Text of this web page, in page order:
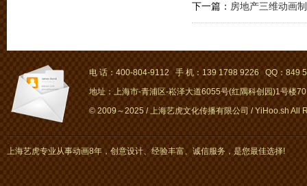
下一篇： 房地产三维动画
电 话：400-804-9112 手 机：139 1798 9226 QQ：849
地址：上海市-青浦区-崧泽大道6055号(红隅科创园)1号楼
© 2009～2025 / 上海艺虎文化传播有限公司 / YiHoo.sh All
上海艺虎专业从事动画8年，创意设计、经验丰富、诚信服务，是您最佳选择!